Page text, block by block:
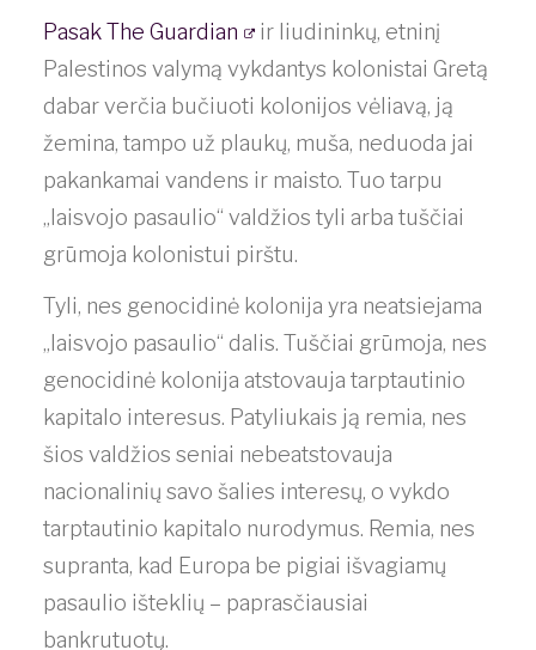
Pasak The Guardian
ir liudininkų, etninį
Palestinos valymą vykdantys kolonistai Gretą
dabar verčia bučiuoti kolonijos vėliavą, ją
žemina, tampo už plaukų, muša, neduoda jai
pakankamai vandens ir maisto. Tuo tarpu
„laisvojo pasaulio“ valdžios tyli arba tuščiai
grūmoja kolonistui pirštu.
Tyli, nes genocidinė kolonija yra neatsiejama
„laisvojo pasaulio“ dalis. Tuščiai grūmoja, nes
genocidinė kolonija atstovauja tarptautinio
kapitalo interesus. Patyliukais ją remia, nes
šios valdžios seniai nebeatstovauja
nacionalinių savo šalies interesų, o vykdo
tarptautinio kapitalo nurodymus. Remia, nes
supranta, kad Europa be pigiai išvagiamų
pasaulio išteklių – paprasčiausiai
bankrutuotų.